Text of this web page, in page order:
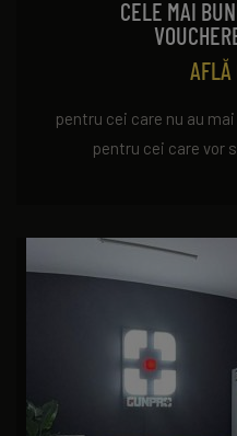
CELE MAI
AFLĂ
pentru cei care nu au
pentru cei care vor